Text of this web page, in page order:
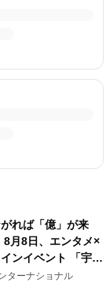
れば「億」が来
8月8日、エンタメ×
ンイベント 「宇宙
ターナショナル